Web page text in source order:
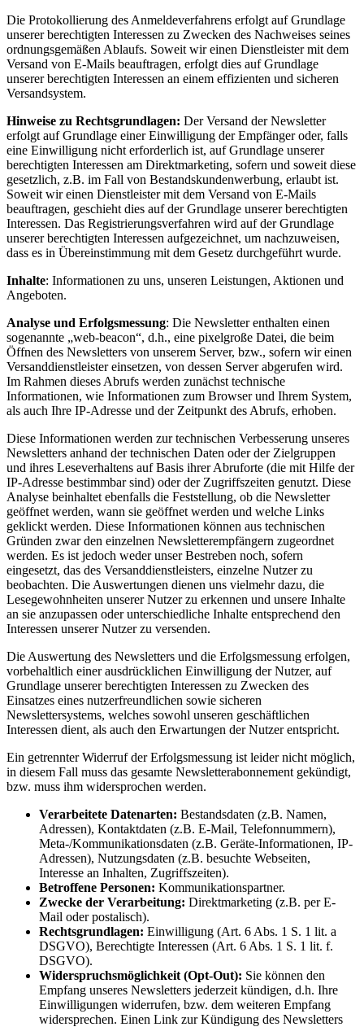
Die Protokollierung des Anmeldeverfahrens erfolgt auf Grundlage
unserer berechtigten Interessen zu Zwecken des Nachweises seines
ordnungsgemäßen Ablaufs. Soweit wir einen Dienstleister mit dem
Versand von E-Mails beauftragen, erfolgt dies auf Grundlage
unserer berechtigten Interessen an einem effizienten und sicheren
Versandsystem.
Hinweise zu Rechtsgrundlagen: Der Versand der Newsletter
erfolgt auf Grundlage einer Einwilligung der Empfänger oder, falls
eine Einwilligung nicht erforderlich ist, auf Grundlage unserer
berechtigten Interessen am Direktmarketing, sofern und soweit diese
gesetzlich, z.B. im Fall von Bestandskundenwerbung, erlaubt ist.
Soweit wir einen Dienstleister mit dem Versand von E-Mails
beauftragen, geschieht dies auf der Grundlage unserer berechtigten
Interessen. Das Registrierungsverfahren wird auf der Grundlage
unserer berechtigten Interessen aufgezeichnet, um nachzuweisen,
dass es in Übereinstimmung mit dem Gesetz durchgeführt wurde.
Inhalte: Informationen zu uns, unseren Leistungen, Aktionen und
Angeboten.
Analyse und Erfolgsmessung: Die Newsletter enthalten einen
sogenannte „web-beacon“, d.h., eine pixelgroße Datei, die beim
Öffnen des Newsletters von unserem Server, bzw., sofern wir einen
Versanddienstleister einsetzen, von dessen Server abgerufen wird.
Im Rahmen dieses Abrufs werden zunächst technische
Informationen, wie Informationen zum Browser und Ihrem System,
als auch Ihre IP-Adresse und der Zeitpunkt des Abrufs, erhoben.
Diese Informationen werden zur technischen Verbesserung unseres
Newsletters anhand der technischen Daten oder der Zielgruppen
und ihres Leseverhaltens auf Basis ihrer Abruforte (die mit Hilfe der
IP-Adresse bestimmbar sind) oder der Zugriffszeiten genutzt. Diese
Analyse beinhaltet ebenfalls die Feststellung, ob die Newsletter
geöffnet werden, wann sie geöffnet werden und welche Links
geklickt werden. Diese Informationen können aus technischen
Gründen zwar den einzelnen Newsletterempfängern zugeordnet
werden. Es ist jedoch weder unser Bestreben noch, sofern
eingesetzt, das des Versanddienstleisters, einzelne Nutzer zu
beobachten. Die Auswertungen dienen uns vielmehr dazu, die
Lesegewohnheiten unserer Nutzer zu erkennen und unsere Inhalte
an sie anzupassen oder unterschiedliche Inhalte entsprechend den
Interessen unserer Nutzer zu versenden.
Die Auswertung des Newsletters und die Erfolgsmessung erfolgen,
vorbehaltlich einer ausdrücklichen Einwilligung der Nutzer, auf
Grundlage unserer berechtigten Interessen zu Zwecken des
Einsatzes eines nutzerfreundlichen sowie sicheren
Newslettersystems, welches sowohl unseren geschäftlichen
Interessen dient, als auch den Erwartungen der Nutzer entspricht.
Ein getrennter Widerruf der Erfolgsmessung ist leider nicht möglich,
in diesem Fall muss das gesamte Newsletterabonnement gekündigt,
bzw. muss ihm widersprochen werden.
Verarbeitete Datenarten: Bestandsdaten (z.B. Namen,
Adressen), Kontaktdaten (z.B. E-Mail, Telefonnummern),
Meta-/Kommunikationsdaten (z.B. Geräte-Informationen, IP-
Adressen), Nutzungsdaten (z.B. besuchte Webseiten,
Interesse an Inhalten, Zugriffszeiten).
Betroffene Personen: Kommunikationspartner.
Zwecke der Verarbeitung: Direktmarketing (z.B. per E-
Mail oder postalisch).
Rechtsgrundlagen: Einwilligung (Art. 6 Abs. 1 S. 1 lit. a
DSGVO), Berechtigte Interessen (Art. 6 Abs. 1 S. 1 lit. f.
DSGVO).
Widerspruchsmöglichkeit (Opt-Out): Sie können den
Empfang unseres Newsletters jederzeit kündigen, d.h. Ihre
Einwilligungen widerrufen, bzw. dem weiteren Empfang
widersprechen. Einen Link zur Kündigung des Newsletters